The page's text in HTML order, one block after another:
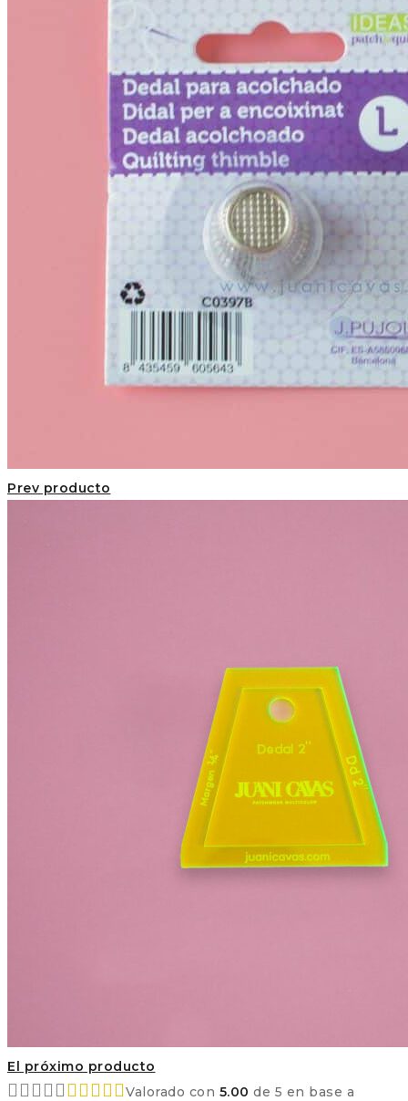
Prev producto
El próximo producto
Valorado con 5.00 de 5 en base a